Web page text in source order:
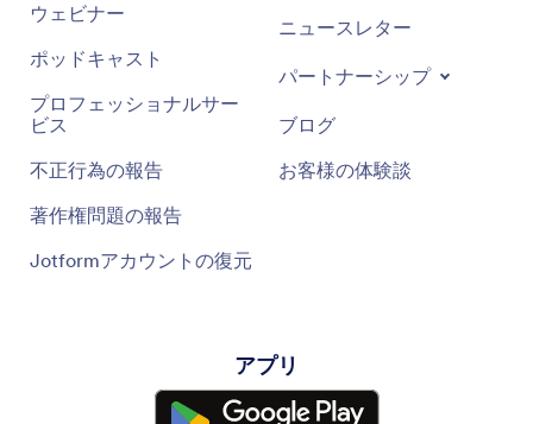
ウェビナー
ポッドキャスト
プロフェッショナルサー
ビス
不正行為の報告
著作権問題の報告
Jotformアカウントの復元
ニュースレター
パートナーシップ
ブログ
お客様の体験談
アプリ